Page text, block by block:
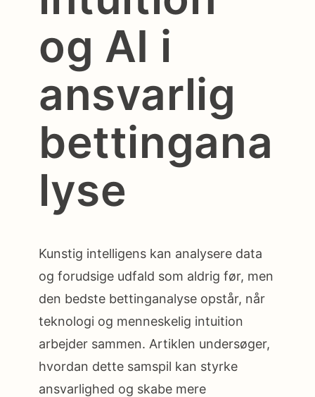
og AI i
ansvarlig
bettingana
lyse
Kunstig intelligens kan analysere data
og forudsige udfald som aldrig før, men
den bedste bettinganalyse opstår, når
teknologi og menneskelig intuition
arbejder sammen. Artiklen undersøger,
hvordan dette samspil kan styrke
ansvarlighed og skabe mere